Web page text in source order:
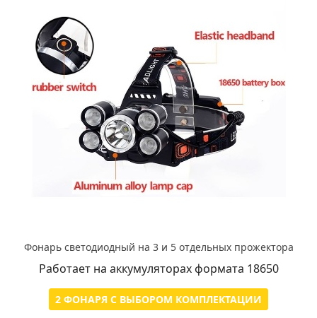
Фонарь светодиодный на 3 и 5 отдельных прожектора
Работает на аккумуляторах формата 18650
2 ФОНАРЯ С ВЫБОРОМ КОМПЛЕКТАЦИИ